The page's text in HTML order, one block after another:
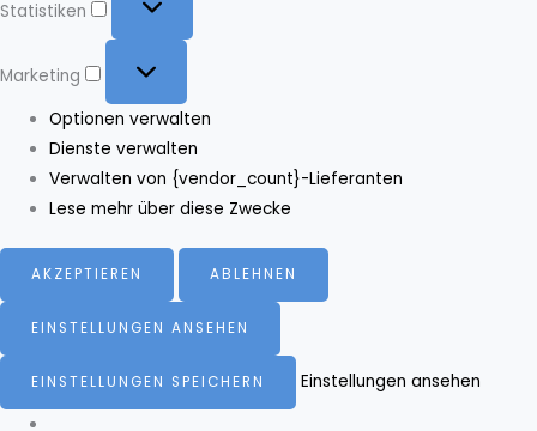
Statistiken
Marketing
Optionen verwalten
Dienste verwalten
Verwalten von {vendor_count}-Lieferanten
Lese mehr über diese Zwecke
AKZEPTIEREN ABLEHNEN
EINSTELLUNGEN ANSEHEN
EINSTELLUNGEN SPEICHERN Einstellungen ansehen